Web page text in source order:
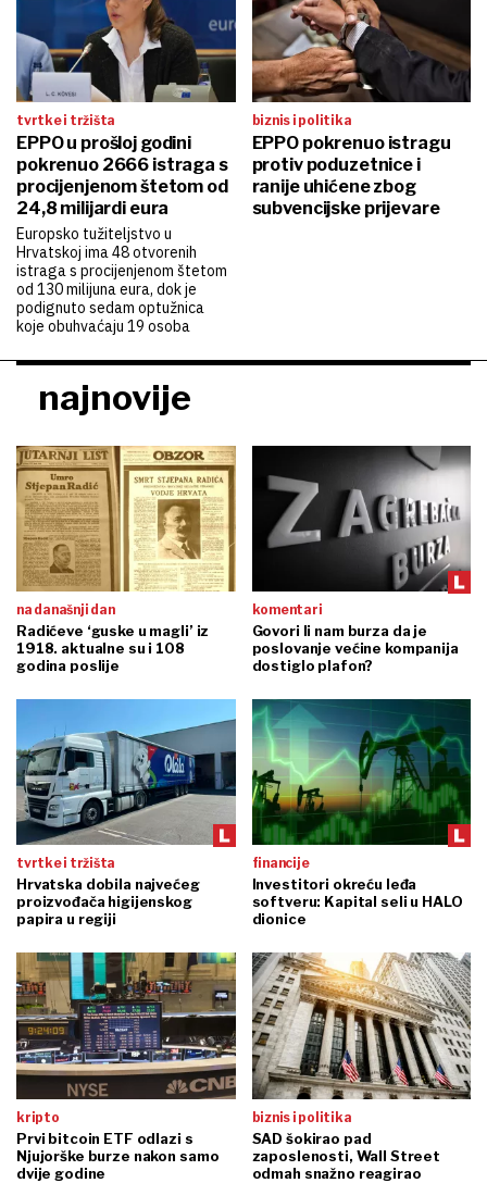
tvrtke i tržišta
EPPO u prošloj godini
pokrenuo 2666 istraga s
procijenjenom štetom od
24,8 milijardi eura
Europsko tužiteljstvo u
Hrvatskoj ima 48 otvorenih
istraga s procijenjenom štetom
od 130 milijuna eura, dok je
podignuto sedam optužnica
koje obuhvaćaju 19 osoba
biznis i politika
EPPO pokrenuo istragu
protiv poduzetnice i
ranije uhićene zbog
subvencijske prijevare
najnovije
na današnji dan
Radićeve ‘guske u magli’ iz
1918. aktualne su i 108
godina poslije
komentari
Govori li nam burza da je
poslovanje većine kompanija
dostiglo plafon?
tvrtke i tržišta
Hrvatska dobila najvećeg
proizvođača higijenskog
papira u regiji
financije
Investitori okreću leđa
softveru: Kapital seli u HALO
dionice
kripto
Prvi bitcoin ETF odlazi s
Njujorške burze nakon samo
dvije godine
biznis i politika
SAD šokirao pad
zaposlenosti, Wall Street
odmah snažno reagirao